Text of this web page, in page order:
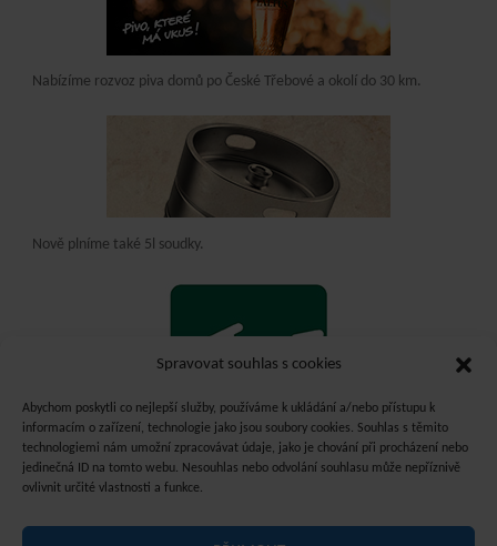
Spravovat souhlas s cookies
Abychom poskytli co nejlepší služby, používáme k ukládání a/nebo přístupu k
informacím o zařízení, technologie jako jsou soubory cookies. Souhlas s těmito
technologiemi nám umožní zpracovávat údaje, jako je chování při procházení nebo
jedinečná ID na tomto webu. Nesouhlas nebo odvolání souhlasu může nepříznivě
ovlivnit určité vlastnosti a funkce.
Nabízíme rozvoz piva domů po České Třebové a okolí do 30 km.
Nově plníme také 5l soudky.